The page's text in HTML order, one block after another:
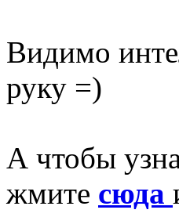
Видимо
руку =)
А чтобы
жмите сюда